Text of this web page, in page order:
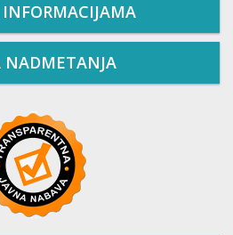
INFORMACIJAMA
NADMETANJA